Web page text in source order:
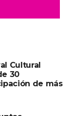
Cultural
30
de más